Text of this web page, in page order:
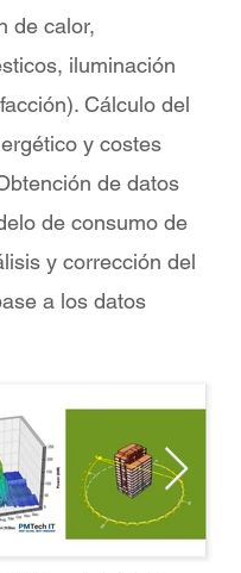
de calor,
iluminación
Cálculo del
y costes
de datos
de consumo de
y corrección del
a los datos